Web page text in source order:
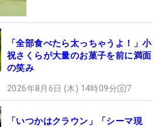
「全部食べたら太っちゃうよ！」小
祝さくらが大量のお菓子を前に満面
の笑み
2026年8月6日 (木) 14時09分 7
「いつかはクラウン」「シーマ現